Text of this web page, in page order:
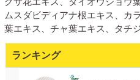
ムスダビディアナ根エキス、カ
葉エキス、チャ葉エキス、タチ
ランキング